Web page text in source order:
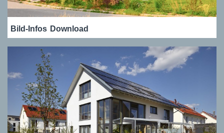
Bild-Infos Download